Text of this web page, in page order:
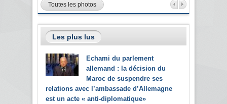
Toutes les photos
Les plus lus
Echami du parlement
allemand : la décision du
Maroc de suspendre ses
relations avec l’ambassade d’Allemagne
est un acte « anti-diplomatique»